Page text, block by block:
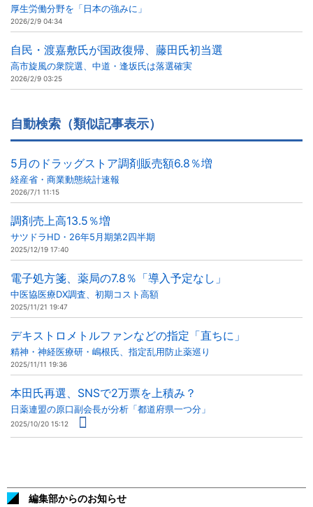
厚生労働分野を「日本の強みに」
2026/2/9 04:34
自民・渡嘉敷氏が国政復帰、藤田氏初当選
高市旋風の衆院選、中道・逢坂氏は落選確実
2026/2/9 03:25
自動検索（類似記事表示）
5月のドラッグストア調剤販売額6.8％増
経産省・商業動態統計速報
2026/7/1 11:15
調剤売上高13.5％増
サツドラHD・26年5月期第2四半期
2025/12/19 17:40
電子処方箋、薬局の7.8％「導入予定なし」
中医協医療DX調査、初期コスト高額
2025/11/21 19:47
デキストロメトルファンなどの指定「直ちに」
精神・神経医療研・嶋根氏、指定乱用防止薬巡り
2025/11/11 19:36
本田氏再選、SNSで2万票を上積み？
日薬連盟の原口副会長が分析「都道府県一つ分」
2025/10/20 15:12
編集部からのお知らせ